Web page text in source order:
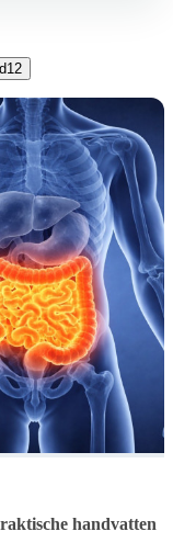
12
handvatten